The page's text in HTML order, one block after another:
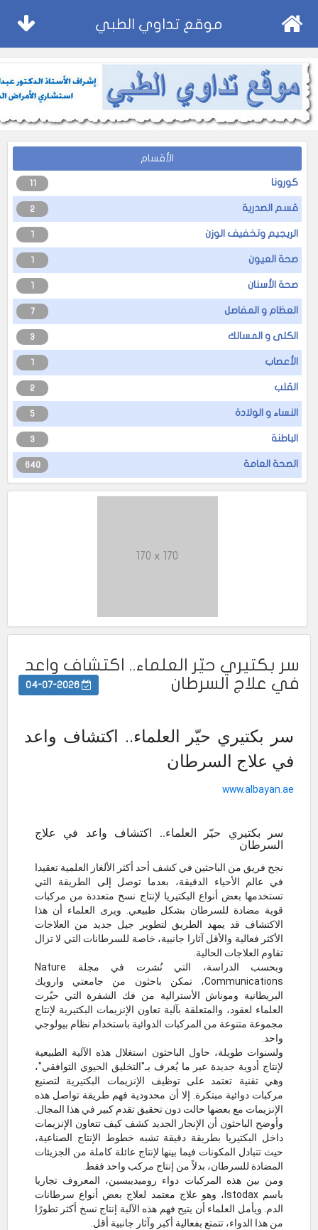
موقع تداوي الطبي
الأقسام
كورونا 11
قسم الصدرية 2
الريجيم وتخفيف الوزن 1
صحة العيون 1
صحة الأسنان 1
العظام و المفاصل 7
الكلى و المسالك 3
الأعصاب 1
القلب 2
النساء و الولادة 5
الباطنة 3
الصحة العامة 640
170 x 170
سر بكتيري حيّر العلماء.. اكتشاف واعد
في علاج السرطان
سر بكتيري حيّر العلماء.. اكتشاف واعد
في علاج السرطان
www.albayan.ae
سر بكتيري حيّر العلماء.. اكتشاف واعد في علاج
السرطان
نجح فريق من الباحثين في كشف أحد أكثر الألغاز العلمية تعقيدا
في عالم الأحياء الدقيقة، بعدما توصل إلى الطريقة التي
تستخدمها بعض أنواع البكتيريا لإنتاج نسخ متعددة من مركبات
قوية مضادة للسرطان بشكل طبيعي. ويرى العلماء أن هذا
الاكتشاف قد يمهد الطريق لتطوير جيل جديد من العلاجات
الأكثر فعالية والأقل آثارا جانبية، خاصة للسرطانات التي لا تزال
تقاوم العلاجات الحالية.
وبحسب الدراسة، التي نُشرت في مجلة Nature
Communications، تمكن باحثون من جامعتي وارويك
البريطانية وموناش الأسترالية من فك الشفرة التي حيّرت
العلماء لعقود، والمتعلقة بآلية تعاون الإنزيمات البكتيرية لإنتاج
مجموعة متنوعة من المركبات الدوائية باستخدام نظام بيولوجي
واحد.
ولسنوات طويلة، حاول الباحثون استغلال هذه الآلية الطبيعية
لإنتاج أدوية جديدة عبر ما يُعرف بـ"التخليق الحيوي التوافقي"،
وهي تقنية تعتمد على توظيف الإنزيمات البكتيرية لتصنيع
مركبات دوائية مبتكرة. إلا أن محدودية فهم طريقة تواصل هذه
الإنزيمات مع بعضها حالت دون تحقيق تقدم كبير في هذا المجال.
وأوضح الباحثون أن الإنجاز الجديد كشف كيف تتعاون الإنزيمات
داخل البكتيريا بطريقة دقيقة تشبه خطوط الإنتاج الصناعية،
حيث تتبادل المكونات فيما بينها لإنتاج عائلة كاملة من الجزيئات
المضادة للسرطان، بدلاً من إنتاج مركب واحد فقط.
ومن بين هذه المركبات دواء روميديبسين، المعروف تجاريا
باسم Istodax، وهو علاج معتمد لعلاج بعض أنواع سرطانات
الدم. ويأمل العلماء أن يتيح فهم هذه الآلية إنتاج نسخ أكثر تطورًا
من هذا الدواء، تتمتع بفعالية أكبر وآثار جانبية أقل.